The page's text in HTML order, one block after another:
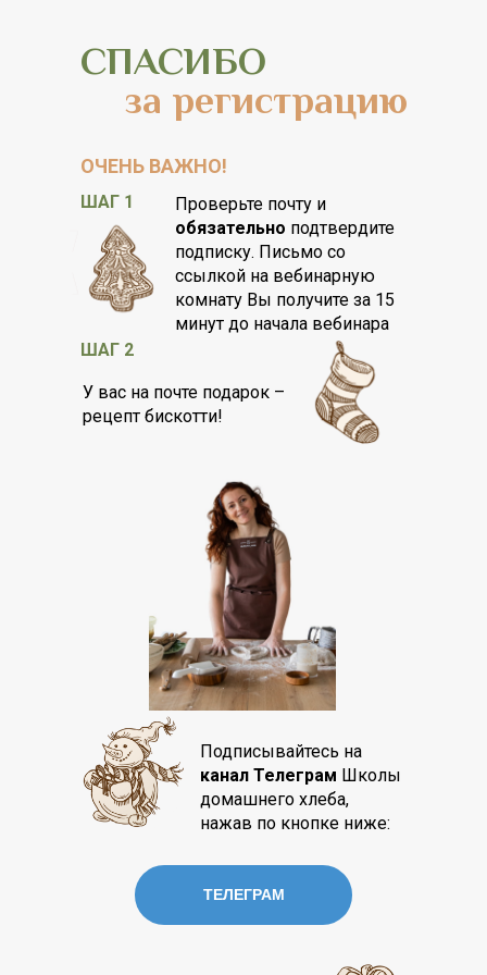
СПАСИБО
ОЧЕНЬ ВАЖНО!
ШАГ 1
У вас на почте подарок –
рецепт бискотти!
Проверьте почту и
обязательно подтвердите
подписку. Письмо со
ссылкой на вебинарную
комнату Вы получите за 15
минут до начала вебинара
ШАГ 2
за регистрацию
Подписывайтесь на
канал Телеграм Школы
домашнего хлеба,
нажав по кнопке ниже:
ТЕЛЕГРАМ